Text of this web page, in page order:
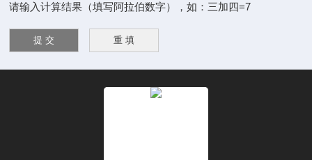
请输入计算结果（填写阿拉伯数字），如：三加四=7